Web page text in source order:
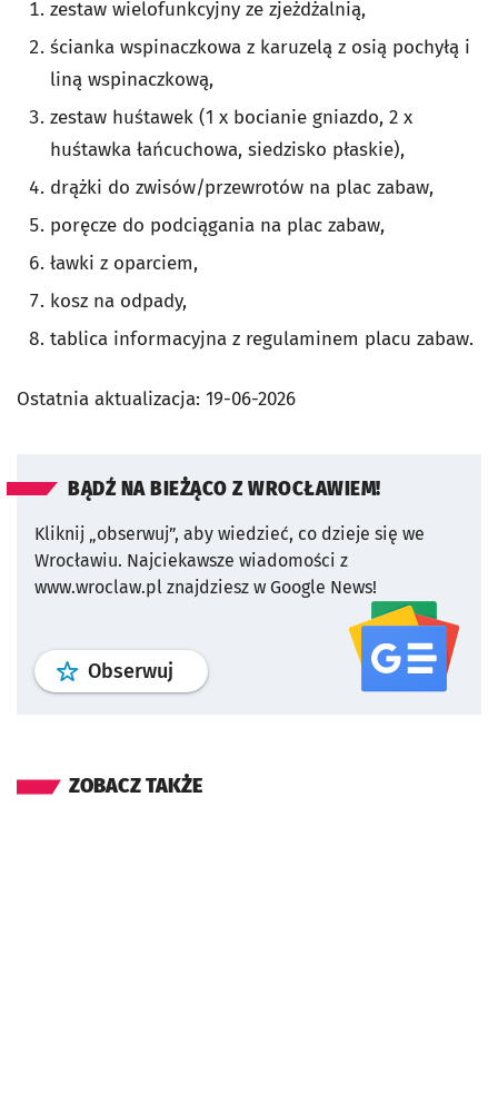
zestaw wielofunkcyjny ze zjeżdżalnią,
ścianka wspinaczkowa z karuzelą z osią pochyłą i
liną wspinaczkową,
zestaw huśtawek (1 x bocianie gniazdo, 2 x
huśtawka łańcuchowa, siedzisko płaskie),
drążki do zwisów/przewrotów na plac zabaw,
poręcze do podciągania na plac zabaw,
ławki z oparciem,
kosz na odpady,
tablica informacyjna z regulaminem placu zabaw.
Ostatnia aktualizacja: 19-06-2026
BĄDŹ NA BIEŻĄCO Z WROCŁAWIEM!
Kliknij „obserwuj”, aby wiedzieć, co dzieje się we
Wrocławiu. Najciekawsze wiadomości z
www.wroclaw.pl znajdziesz w Google News!
Obserwuj profil serwisu
ZOBACZ TAKŻE